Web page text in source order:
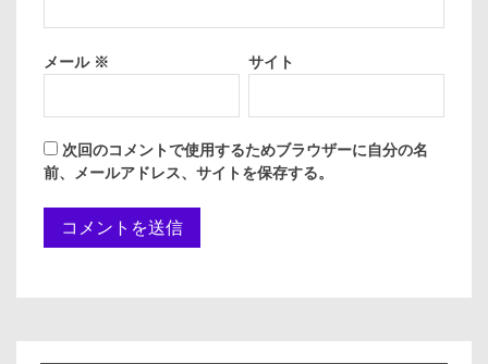
メール ※ サイト
次回のコメントで使用するためブラウザーに自分の名
前、メールアドレス、サイトを保存する。